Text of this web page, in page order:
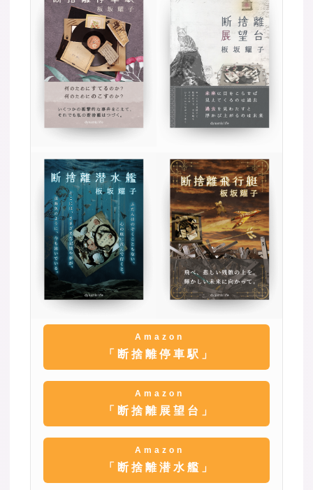
Amazon
「断捨離停車駅」
Amazon
「断捨離展望台」
Amazon
「断捨離潜水艦」